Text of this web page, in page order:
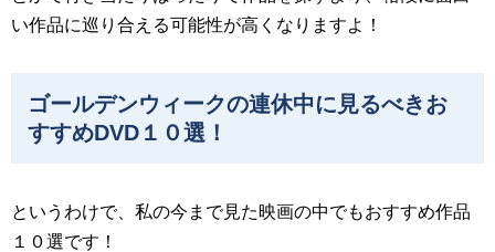
い作品に巡り合える可能性が高くなりますよ！
ゴールデンウィークの連休中に見るべきお
すすめDVD１０選！
というわけで、私の今まで見た映画の中でもおすすめ作品
１０選です！